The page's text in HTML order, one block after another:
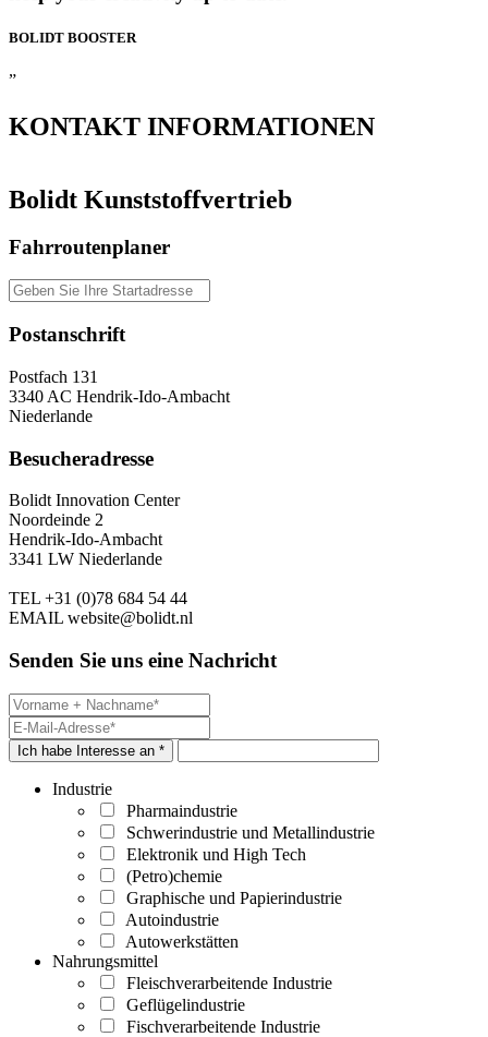
BOLIDT BOOSTER
”
KONTAKT INFORMATIONEN
Bolidt Kunststoffvertrieb
Fahrroutenplaner
Postanschrift
Postfach 131
3340 AC Hendrik-Ido-Ambacht
Niederlande
Besucheradresse
Bolidt Innovation Center
Noordeinde 2
Hendrik-Ido-Ambacht
3341 LW Niederlande
TEL +31 (0)78 684 54 44
EMAIL website@bolidt.nl
Senden Sie uns eine Nachricht
Ich habe Interesse an *
Industrie
Pharmaindustrie
Schwerindustrie und Metallindustrie
Elektronik und High Tech
(Petro)chemie
Graphische und Papierindustrie
Autoindustrie
Autowerkstätten
Nahrungsmittel
Fleischverarbeitende Industrie
Geflügelindustrie
Fischverarbeitende Industrie